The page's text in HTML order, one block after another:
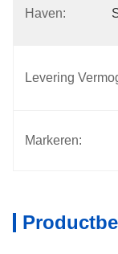
Haven:
Levering
Markeren: